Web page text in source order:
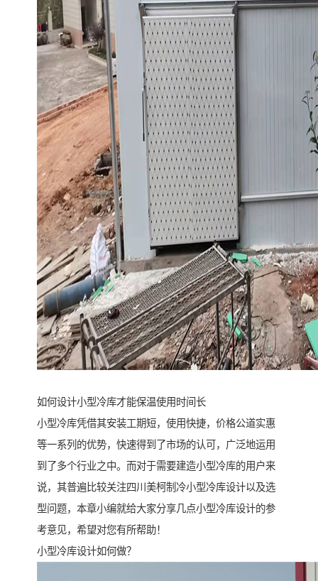
如何设计小型冷库才能保温使用时间长
小型冷库凭借其安装工期短，使用快捷，价格公道实惠
等一系列的优势，快速得到了市场的认可，广泛地运用
到了多个行业之中。而对于需要建造小型冷库的用户来
说，其普遍比较关注四川美柯制冷小型冷库设计以及选
型问题，本章小编就给大家分享几点小型冷库设计的参
考意见，希望对您有所帮助！
小型冷库设计如何做？